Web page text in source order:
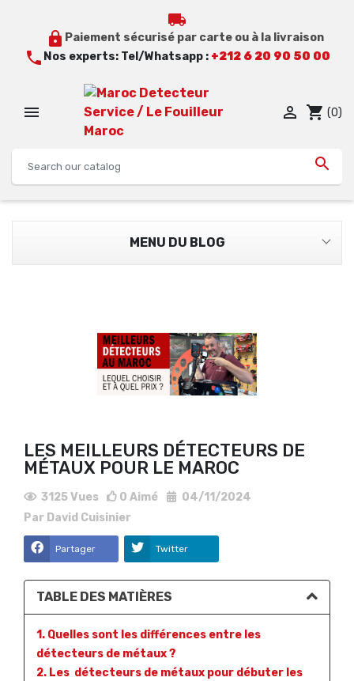
local_shipping
lock Paiement sécurisé par carte ou à la livraison
call Nos experts: Tel/Whatsapp : +212 6 20 90 50 00


 shopping_cart (0)
MENU DU BLOG
LES MEILLEURS DÉTECTEURS DE
MÉTAUX POUR LE MAROC
3125Vues 0 Aimé
04/11/2024
Par David Cuisinier
Partager Twitter
TABLE DES MATIÈRES
1. Quelles sont les différences entre les
détecteurs de métaux ?
2. Les détecteurs de métaux pour débuter les